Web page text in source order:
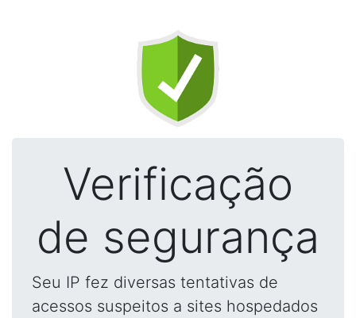
Verificação
de segurança
Seu IP fez diversas tentativas de
acessos suspeitos a sites hospedados